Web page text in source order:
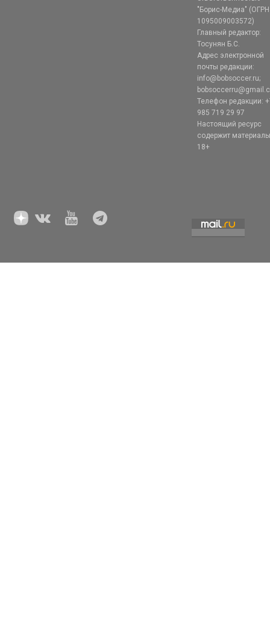
"Борис-Медиа" (ОГРН
1095009003572)
Главный редактор:
Тосунян Б.С.
Адрес электронной
почты редакции:
info@bobsoccer.ru;
Телефон редакции:
985 719 29 97
Настоящий ресурс
содержит
18+